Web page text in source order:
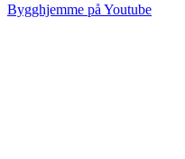
Bygghjemme på Youtube